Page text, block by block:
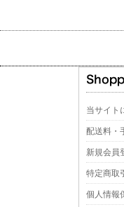
当サイト
配送料・
新規会員
特定商取
個人情報